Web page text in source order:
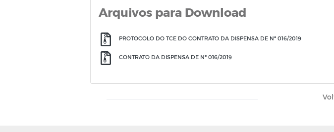
Arquivos para Download
PROTOCOLO DO TCE DO CONTRATO DA DISPENSA DE Nº 016/2019
CONTRATO DA DISPENSA DE Nº 016/2019